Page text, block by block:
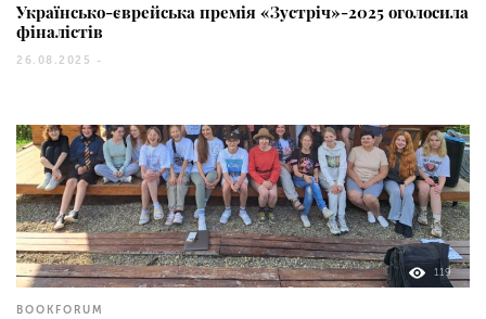
Українсько-єврейська премія «Зустріч»-2025 оголосила
фіналістів
26.08.2025 -
119
BOOKFORUM